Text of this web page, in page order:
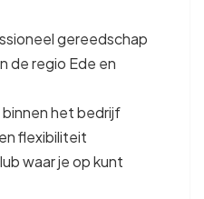
gereedschap
de regio Ede en
het bedrijf
flexibiliteit
waar je op kunt